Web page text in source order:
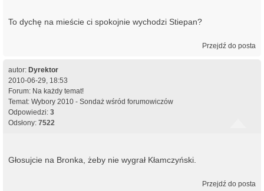
To dychę na mieście ci spokojnie wychodzi Stiepan?
Przejdź do posta
autor: Dyrektor
2010-06-29, 18:53
Forum: Na każdy temat!
Temat: Wybory 2010 - Sondaż wśród forumowiczów
Odpowiedzi: 3
Odsłony: 7522
Głosujcie na Bronka, żeby nie wygrał Kłamczyński.
Przejdź do posta